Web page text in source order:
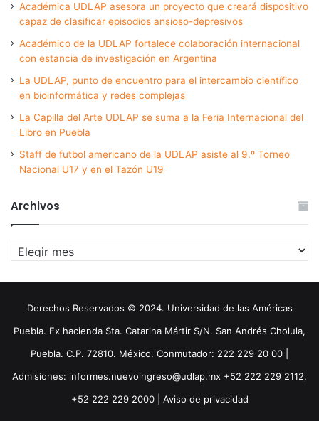
Académica UDLAP asesora un proyecto que creará dispositivo
capaz de clasificar episodios ansioso-depresivos
Académico de la UDLAP fortalece colaboración internacional
con estancia de investigación en Argentina
La UDLAP, punto de encuentro para el intercambio científico
en bioinformática y redes complejas
La Capilla del Arte UDLAP se suma a la Feria Internacional del
Libro en Puebla
Staff de futbol americano de la UDLAP asiste al 9.º Torneo
Nacional U17 y en el Tazón U19
Archivos
Archivos
Derechos Reservados © 2024. Universidad de las Américas
Puebla. Ex hacienda Sta. Catarina Mártir S/N. San Andrés Cholula,
Puebla. C.P. 72810. México. Conmutador: 222 229 20 00 |
Admisiones: informes.nuevoingreso@udlap.mx +52 222 229 2112,
+52 222 229 2000 | Aviso de privacidad